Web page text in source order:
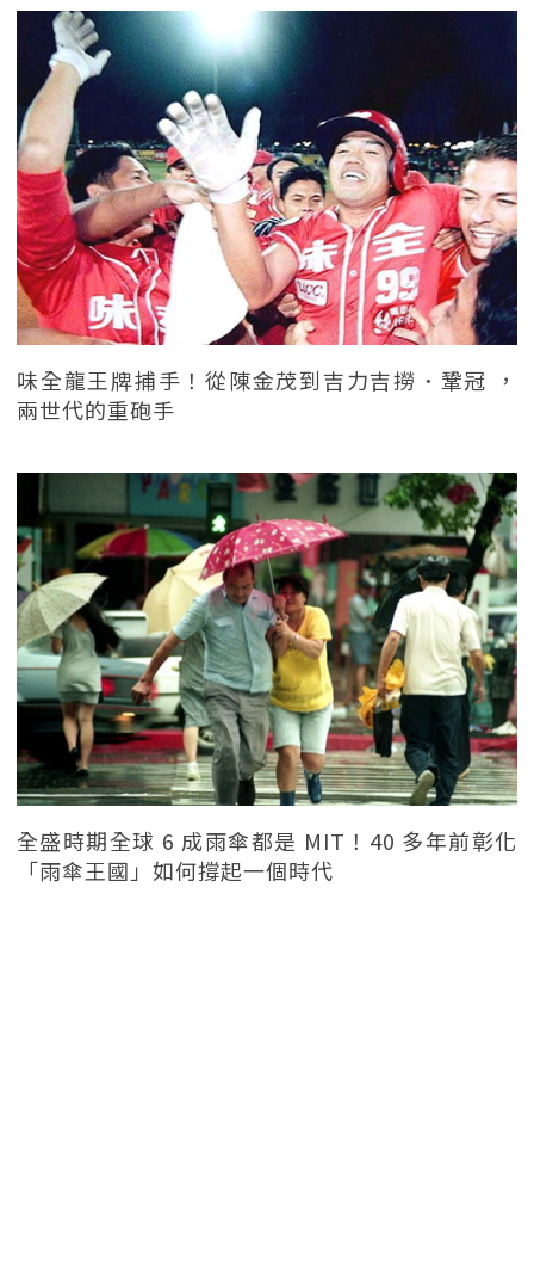
味全龍王牌捕手！從陳金茂到吉力吉撈．鞏冠 ，
兩世代的重砲手
全盛時期全球 6 成雨傘都是 MIT！40 多年前彰化
「雨傘王國」如何撐起一個時代